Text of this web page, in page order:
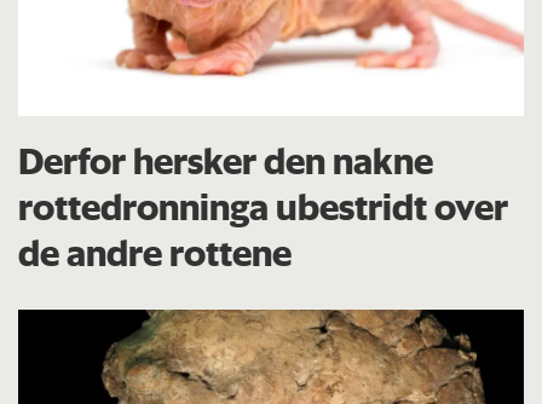
Derfor hersker den nakne
rottedronninga ubestridt over
de andre rottene